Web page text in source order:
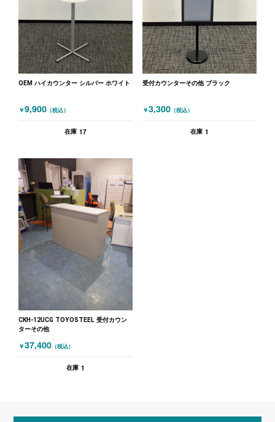
OEM ハイカウンター シルバー ホワイト
￥9,900 （税込）
在庫 17
受付カウンターその他 ブラック
￥3,300 （税込）
在庫 1
CKH-12UCG TOYOSTEEL 受付カウン
ターその他
￥37,400 （税込）
在庫 1